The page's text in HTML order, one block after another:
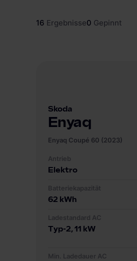
16 Ergebnisse0 Gepinnt
Skoda
Enyaq
Enyaq Coupé 60 (2023)
Antrieb
Elektro
Batteriekapazität
62 kWh
Ladestandard AC
Typ-2, 11 kW
Min. Ladedauer AC